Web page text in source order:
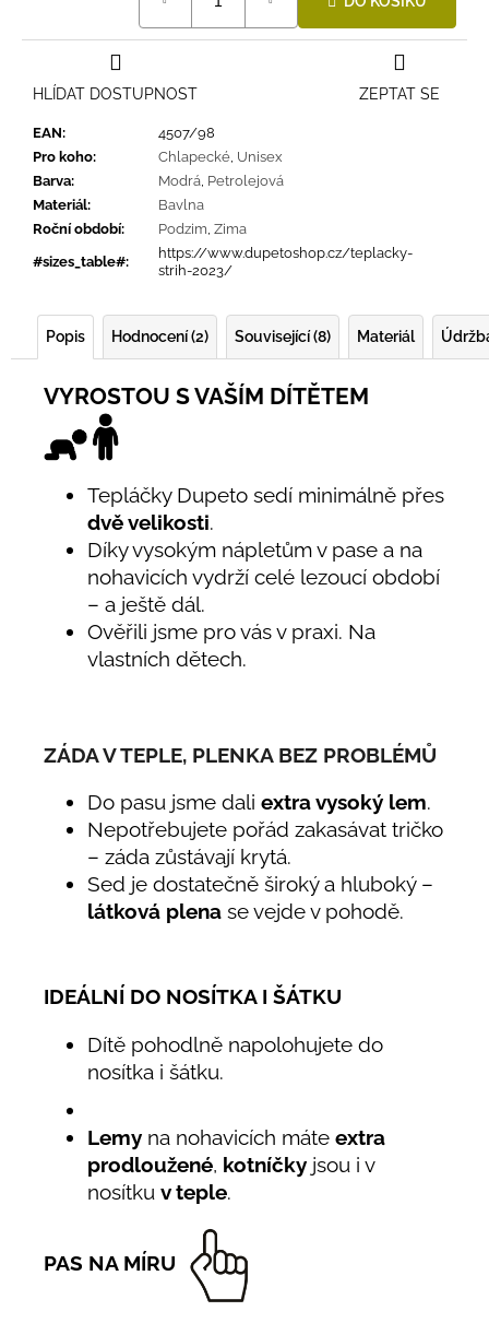
EAN:
4507/98
Pro koho: Chlapecké, Unisex
Barva: Modrá, Petrolejová
Materiál:
Bavlna
Roční období: Podzim, Zima
#sizes_table#:
https://www.dupetoshop.cz/teplacky-
strih-2023/
ZEPTAT SE
HLÍDAT DOSTUPNOST
Popis Hodnocení (2) Související (8) Materiál
VYROSTOU S VAŠÍM DÍTĚTEM
Tepláčky Dupeto sedí minimálně přes
dvě velikosti.
Díky vysokým nápletům v pase a na
nohavicích vydrží celé lezoucí období
– a ještě dál.
Ověřili jsme pro vás v praxi. Na
vlastních dětech.
ZÁDA V TEPLE, PLENKA BEZ PROBLÉMŮ
Do pasu jsme dali extra vysoký lem.
Nepotřebujete pořád zakasávat tričko
– záda zůstávají krytá.
Sed je dostatečně široký a hluboký –
látková plena se vejde v pohodě.
IDEÁLNÍ DO NOSÍTKA I ŠÁTKU
Dítě pohodlně napolohujete do
nosítka i šátku.
Lemy na nohavicích máte extra
prodloužené, kotníčky jsou i v
nosítku v teple.
PAS NA MÍRU